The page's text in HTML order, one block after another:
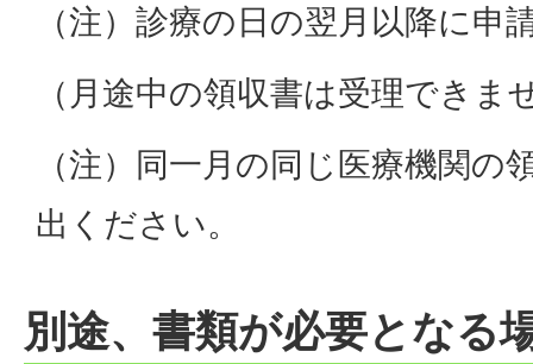
（注）診療の日の翌月以降に申
（月途中の領収書は受理できま
（注）同一月の同じ医療機関の
出ください。
別途、書類が必要となる